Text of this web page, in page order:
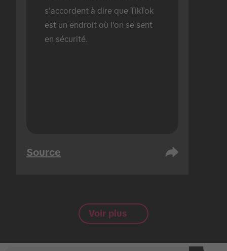
s'accordent à dire que TikTok
est un endroit où l'on se sent
en sécurité.
Source
Voir plus